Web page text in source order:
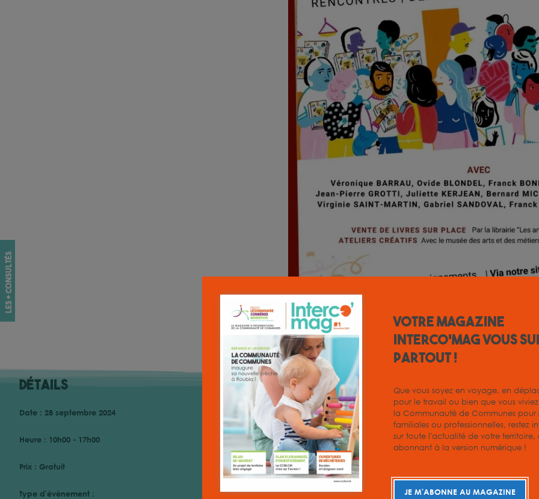
Tarif : Gratuit
Détails
Date : 28 septembre 2024
Heure : 10h00 - 17h00
Prix : Gratuit
Type d'évènement :
les + consultés
Votre magazine
INTERCO'MAG vous
partout !
Que vous soyez en voyage, en
pour le travail ou bien que vous
la Communauté de Communes pour
familiales ou professionnelles, restez
sur toute l'actualité de votre territoire,
abonnant à la version numérique !
JE M'ABONNE AU MAGAZINE